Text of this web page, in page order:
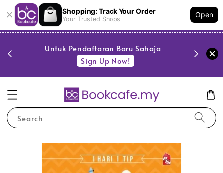
Shopping: Track Your Order
Your Trusted Shops
Open
Untuk Pendaftaran Baru Sahaja
Sign Up Now!
Search